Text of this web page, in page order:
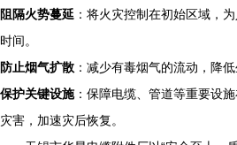
阻隔火势蔓延 ：将火灾控制在初始区域，
时间。
防止烟气扩散 ：减少有毒烟气的流动，降
保护关键设施：保障电缆、管道等重要设
灾害，加速灾后恢复。